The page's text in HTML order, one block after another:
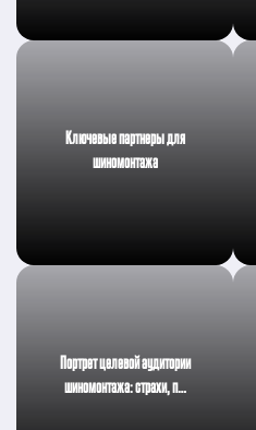
Ключевые партнеры для
шиномонтажа
Портрет целевой аудитории
шиномонтажа: страхи, п…